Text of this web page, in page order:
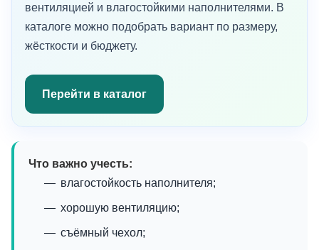
вентиляцией и влагостойкими наполнителями. В
каталоге можно подобрать вариант по размеру,
жёсткости и бюджету.
Перейти в каталог
Что важно учесть:
влагостойкость наполнителя;
хорошую вентиляцию;
съёмный чехол;